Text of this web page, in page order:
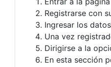
Registrarse con
Ingresar los
Una vez
Dirigirse a la
En esta sección